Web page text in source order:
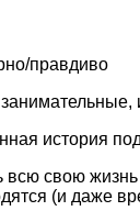
правдиво
история
всю свою
(и даже